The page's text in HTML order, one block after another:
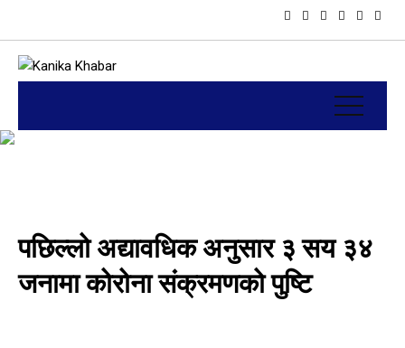
पछिल्लो अद्यावधिक अनुसार ३ सय ३४
जनामा कोरोना संक्रमणको पुष्टि